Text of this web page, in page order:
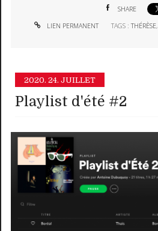
SHARE
LIEN PERMANENT TAGS :THÉRÈSE,
2020. 24. JUILLET
Playlist d'été #2